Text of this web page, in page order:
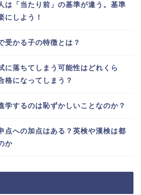
は「当たり前」の基準が違う。基準
にしよう！
受かる子の特徴とは？
に落ちてしまう可能性はどれくら
格になってしまう？
学するのは恥ずかしいことなのか？
点への加点はある？英検や漢検は都
か